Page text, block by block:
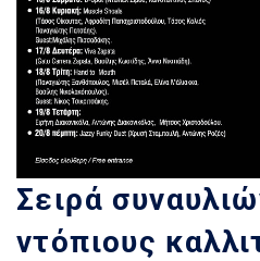
Σειρά
ντόπιους